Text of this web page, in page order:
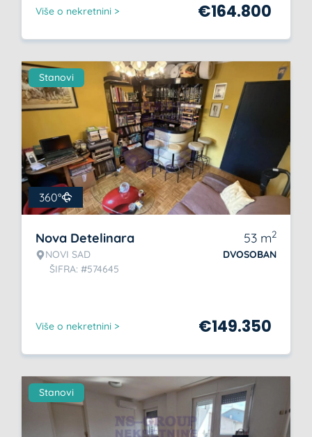
Više o nekretnini > €164.800
Stanovi
360°
Nova Detelinara
NOVI SAD
ŠIFRA: #574645
53 m2
DVOSOBAN
Više o nekretnini > €149.350
Stanovi